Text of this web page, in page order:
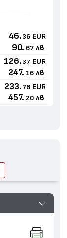
46. 36 EUR
90. 67 лв.
126. 37 EUR
247. 16 лв.
233. 76 EUR
457. 20 лв.